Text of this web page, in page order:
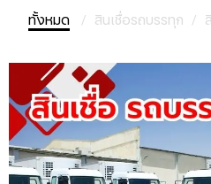
ทั้งหมด สินเชื่อรถบรรทุก